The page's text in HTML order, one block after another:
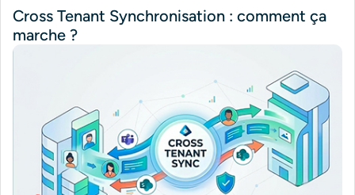
Cross Tenant Synchronisation : comment ça
marche ?